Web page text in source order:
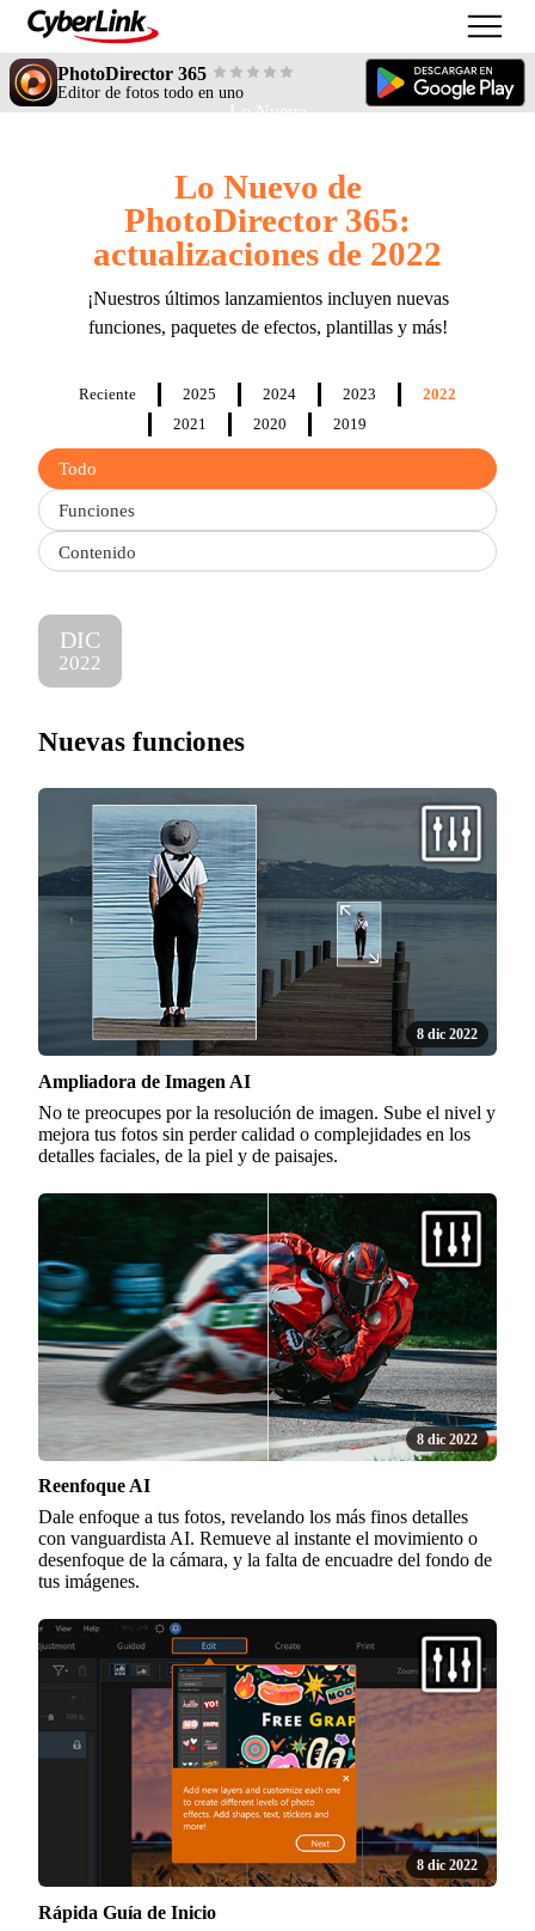
PhotoDirector 365
Editor de fotos todo en uno
Lo Nuevo
Lo Nuevo de
PhotoDirector 365:
actualizaciones de 2022
¡Nuestros últimos lanzamientos incluyen nuevas
funciones, paquetes de efectos, plantillas y más!
Reciente 2025 2024 2023
2022
2021
2020 2019
Filter
updates
by
type
Todo
Funciones
Contenido
DIC
2022
Nuevas funciones
8 dic 2022
Ampliadora de Imagen AI
No te preocupes por la resolución de imagen. Sube el nivel y
mejora tus fotos sin perder calidad o complejidades en los
detalles faciales, de la piel y de paisajes.
8 dic 2022
Reenfoque AI
Dale enfoque a tus fotos, revelando los más finos detalles
con vanguardista AI. Remueve al instante el movimiento o
desenfoque de la cámara, y la falta de encuadre del fondo de
tus imágenes.
8 dic 2022
Rápida Guía de Inicio